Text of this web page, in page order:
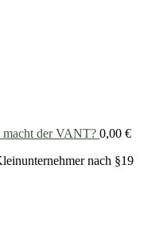
macht der VANT? 0,00 €
nach §19